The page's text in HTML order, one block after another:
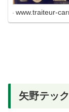
www.traiteur-
矢野テッ